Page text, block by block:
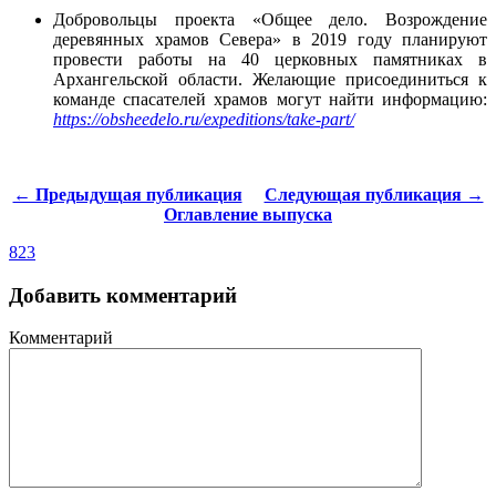
Добровольцы проекта «Общее дело. Возрождение
деревянных храмов Севера» в 2019 году планируют
провести работы на 40 церковных памятниках в
Архангельской области. Желающие присоединиться к
команде спасателей храмов могут найти информацию:
https://obsheedelo.ru/expeditions/take-part/
← Предыдущая публикация
Следующая публикация →
Оглавление выпуска
823
Добавить комментарий
Комментарий